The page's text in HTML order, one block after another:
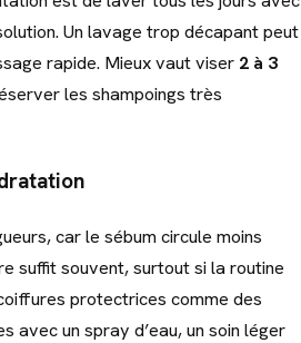
Un lavage trop décapant peut
rapide. Mieux vaut viser 2 à 3
les shampoings très
car le sébum circule moins
suffit souvent, surtout si la routine
protectrices comme des
avec un spray d’eau, un soin léger